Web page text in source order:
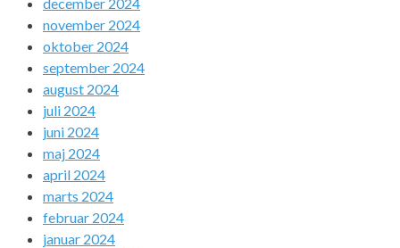
november 2024
oktober 2024
september 2024
august 2024
juli 2024
juni 2024
maj 2024
april 2024
marts 2024
februar 2024
januar 2024